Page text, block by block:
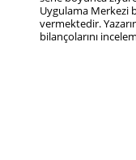
Uygulama Merkezi
vermektedir.
bilançolarını